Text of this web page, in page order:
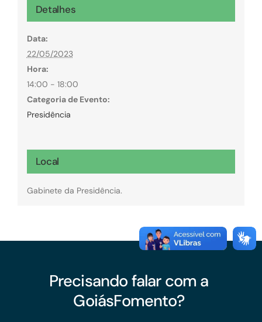
Detalhes
Data:
22/05/2023
Hora:
14:00 - 18:00
Categoria de Evento:
Presidência
Local
Gabinete da Presidência.
Precisando falar com a
GoiásFomento?